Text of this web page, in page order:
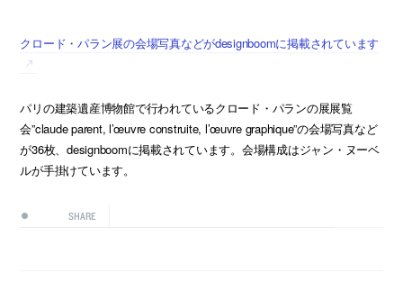
クロード・パラン展の会場写真などがdesignboomに掲載されています
パリの建築遺産博物館で行われているクロード・パランの展展覧
会”claude parent, l’œuvre construite, l’œuvre graphique”の会場写真など
が36枚、designboomに掲載されています。会場構成はジャン・ヌーベ
ルが手掛けています。
SHARE